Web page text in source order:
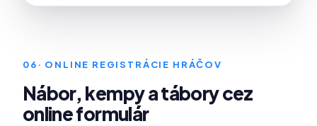
06 · ONLINE REGISTRÁCIE HRÁČOV
Nábor, kempy a tábory cez
online formulár